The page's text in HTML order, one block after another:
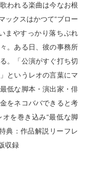
われる楽曲は今なお根
ックスはかつて“ブロー
まやすっかり落ちぶれ
。ある日、彼の事務所
。「公演がすぐ打ち切
というレオの言葉にマ
低な脚本・演出家・俳
をネコババできると考
を巻き込み“最低な脚
典：作品解説リーフレ
収録